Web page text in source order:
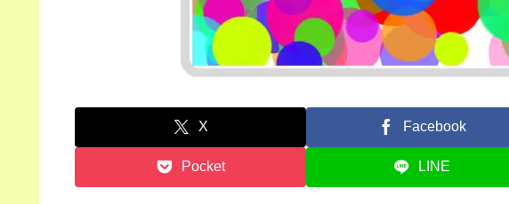
X Facebook
Pocket LINE